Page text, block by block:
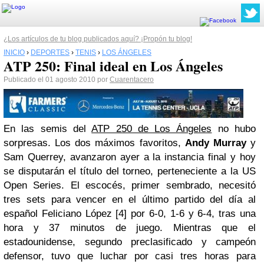
¿Los artículos de tu blog publicados aquí? ¡Propón tu blog!
INICIO › DEPORTES › TENIS › LOS ÁNGELES
ATP 250: Final ideal en Los Ángeles
Publicado el 01 agosto 2010 por Cuarentacero
En las semis delATP 250 de Los Ángeles no hubo
sorpresas. Los dos máximos favoritos, Andy Murrayy
Sam Querrey, avanzaron ayer a la instancia final y hoy
se disputarán el título del torneo, perteneciente a la US
Open Series. El escocés, primer sembrado, necesitó
tres sets para vencer en el último partido del día al
español Feliciano López [4] por 6-0, 1-6 y 6-4, tras una
hora y 37 minutos de juego. Mientras que el
estadounidense, segundo preclasificado y campeón
defensor, tuvo que luchar por casi tres horas para